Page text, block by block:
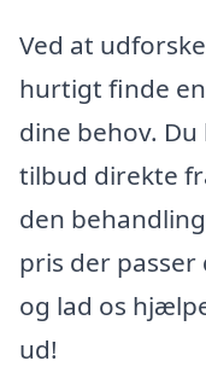
Ved at
hurtigt finde
dine behov.
tilbud direkte
den
pris der passer
og lad os
ud!